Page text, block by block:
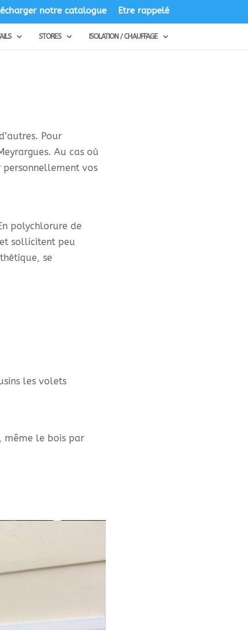
notre catalogue Etre rappelé
STORES ISOLATION / CHAUFFAGE
Pour
Au cas où
vos
polychlorure de
sollicitent peu
se
les volets
même le bois par